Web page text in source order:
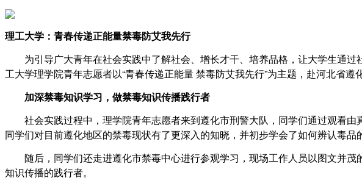
理工大学：青春传递正能量禁毒防艾我先行
为引导广大青年在社会实践中了解社会、增长才干、培养品格，让大学生通过
工大学理学院青年志愿者以“青春传递正能量 禁毒防艾我先行”为主题，赴河北省遵
加深禁毒知识学习，做禁毒知识传播践行者
社会实践过程中，理学院青年志愿者来到遵化市刑警大队，同学们通过观看由
同学们对目前遵化地区的禁毒现状有了更深入的知晓，并初步学会了如何辨认毒
随后，同学们还走进遵化市禁毒中心进行参观学习，现场工作人员以图文并茂
知识传播的践行者。